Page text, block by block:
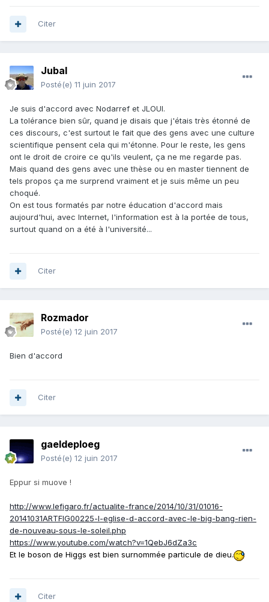
Citer
Jubal
Posté(e) 11 juin 2017
Je suis d'accord avec Nodarref et JLOUI.
La tolérance bien sûr, quand je disais que j'étais très étonné de
ces discours, c'est surtout le fait que des gens avec une culture
scientifique pensent cela qui m'étonne. Pour le reste, les gens
ont le droit de croire ce qu'ils veulent, ça ne me regarde pas.
Mais quand des gens avec une thèse ou en master tiennent de
tels propos ça me surprend vraiment et je suis même un peu
choqué.
On est tous formatés par notre éducation d'accord mais
aujourd'hui, avec Internet, l'information est à la portée de tous,
surtout quand on a été à l'université...
Citer
Rozmador
Posté(e) 12 juin 2017
Bien d'accord
Citer
gaeldeploeg
Posté(e) 12 juin 2017
Eppur si muove !
http://www.lefigaro.fr/actualite-france/2014/10/31/01016-
20141031ARTFIG00225-l-eglise-d-accord-avec-le-big-bang-rien-
de-nouveau-sous-le-soleil.php
https://www.youtube.com/watch?v=1QebJ6dZa3c
Et le boson de Higgs est bien surnommée particule de dieu.
Citer